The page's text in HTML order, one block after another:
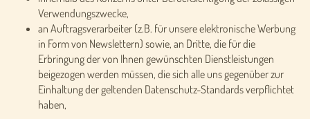
Verwendungszwecke,
an Auftragsverarbeiter (z.B. für unsere elektronische Werbung
in Form von Newslettern) sowie, an Dritte, die für die
Erbringung der von Ihnen gewünschten Dienstleistungen
beigezogen werden müssen, die sich alle uns gegenüber zur
Einhaltung der geltenden Datenschutz-Standards verpflichtet
haben,